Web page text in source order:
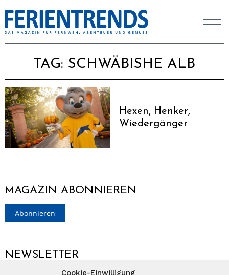
Cookie-Einwilligung
TAG: SCHWÄBISHE ALB
Hexen, Henker,
Wiedergänger
MAGAZIN ABONNIEREN
Abonnieren
NEWSLETTER